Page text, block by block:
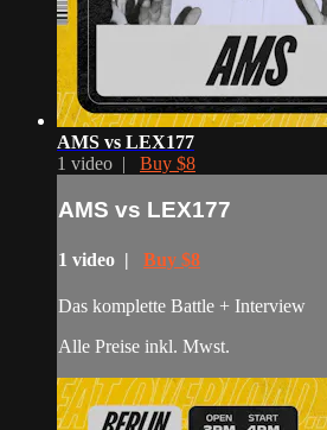
AMS vs LEX177
1 video | Buy $8
AMS vs LEX177
1 video | Buy $8
Das komplette Battle + Interview
Alle Preise inkl. Mwst.